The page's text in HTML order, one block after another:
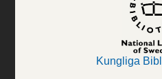
Kungliga